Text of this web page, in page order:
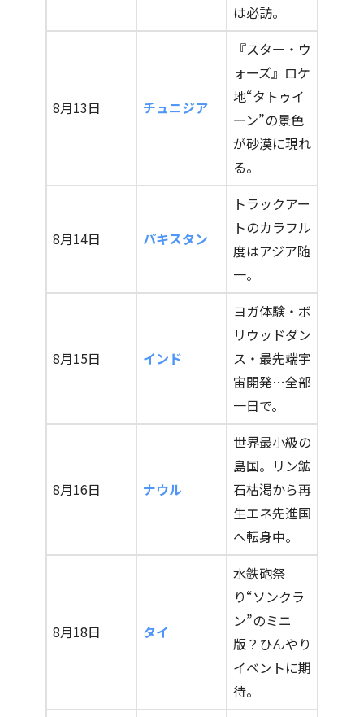
は必訪。
8月13日 チュニジア
『スター・ウ
ォーズ』ロケ
地“タトゥイ
ーン”の景色
が砂漠に現れ
る。
8月14日 パキスタン
トラックアー
トのカラフル
度はアジア随
一。
8月15日 インド
ヨガ体験・ボ
リウッドダン
ス・最先端宇
宙開発…全部
一日で。
8月16日 ナウル
世界最小級の
島国。リン鉱
石枯渇から再
生エネ先進国
へ転身中。
8月18日 タイ
水鉄砲祭
り“ソンクラ
ン”のミニ
版？ひんやり
イベントに期
待。